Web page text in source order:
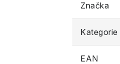
Značka
Kategorie
EAN